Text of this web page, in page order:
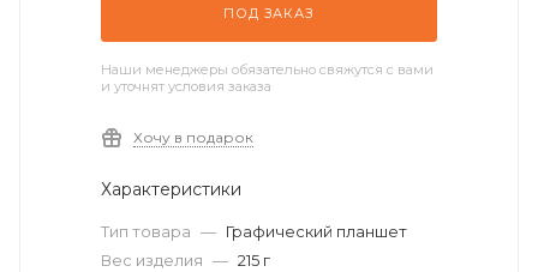
ПОД ЗАКАЗ
Наши менеджеры обязательно свяжутся с вами
и уточнят условия заказа
Хочу в подарок
Характеристики
Тип товара — Графический планшет
Вес изделия — 215 г